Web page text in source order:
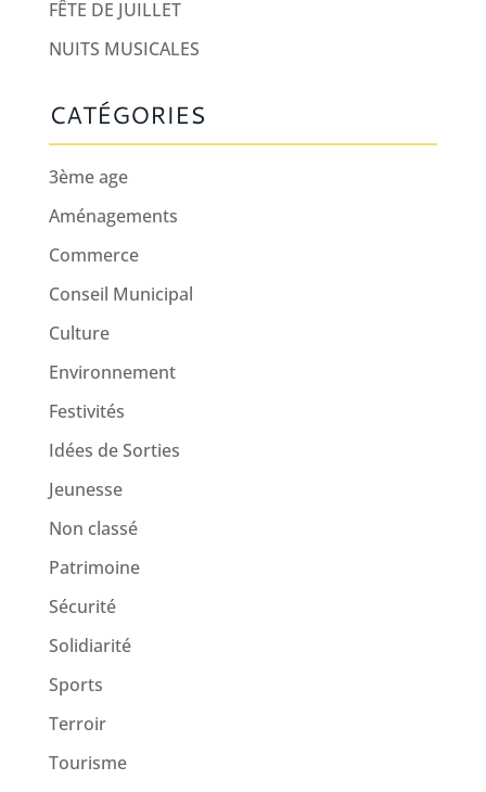
FÊTE DE JUILLET
NUITS MUSICALES
CATÉGORIES
3ème age
Aménagements
Commerce
Conseil Municipal
Culture
Environnement
Festivités
Idées de Sorties
Jeunesse
Non classé
Patrimoine
Sécurité
Solidiarité
Sports
Terroir
Tourisme